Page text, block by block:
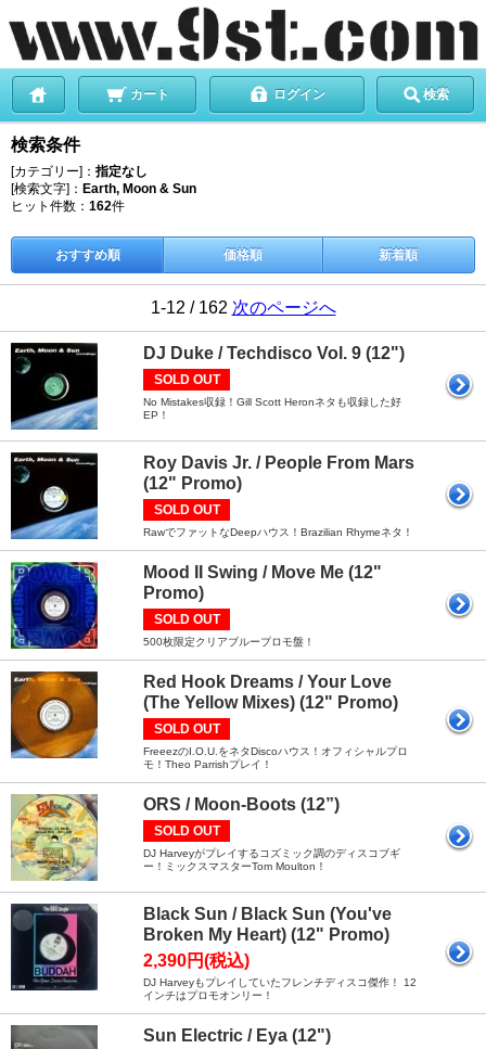
カート ログイン 検索
検索条件
[カテゴリー]： 指定なし
[検索文字]： Earth, Moon & Sun
ヒット件数： 162件
おすすめ順 価格順 新着順
1-12 / 162 次のページへ
DJ Duke / Techdisco Vol. 9 (12")
SOLD OUT
No Mistakes収録！Gill Scott Heronネタも収録した好
EP！
Roy Davis Jr. / People From Mars
(12" Promo)
SOLD OUT
RawでファットなDeepハウス！Brazilian Rhymeネタ！
Mood II Swing / Move Me (12"
Promo)
SOLD OUT
500枚限定クリアブループロモ盤！
Red Hook Dreams / Your Love
(The Yellow Mixes) (12" Promo)
SOLD OUT
FreeezのI.O.U.をネタDiscoハウス！オフィシャルプロ
モ！Theo Parrishプレイ！
ORS / Moon-Boots (12”)
SOLD OUT
DJ Harveyがプレイするコズミック調のディスコブギ
ー！ミックスマスターTom Moulton！
Black Sun / Black Sun (You've
Broken My Heart) (12" Promo)
2,390円(税込)
DJ Harveyもプレイしていたフレンチディスコ傑作！ 12
インチはプロモオンリー！
Sun Electric / Eya (12")